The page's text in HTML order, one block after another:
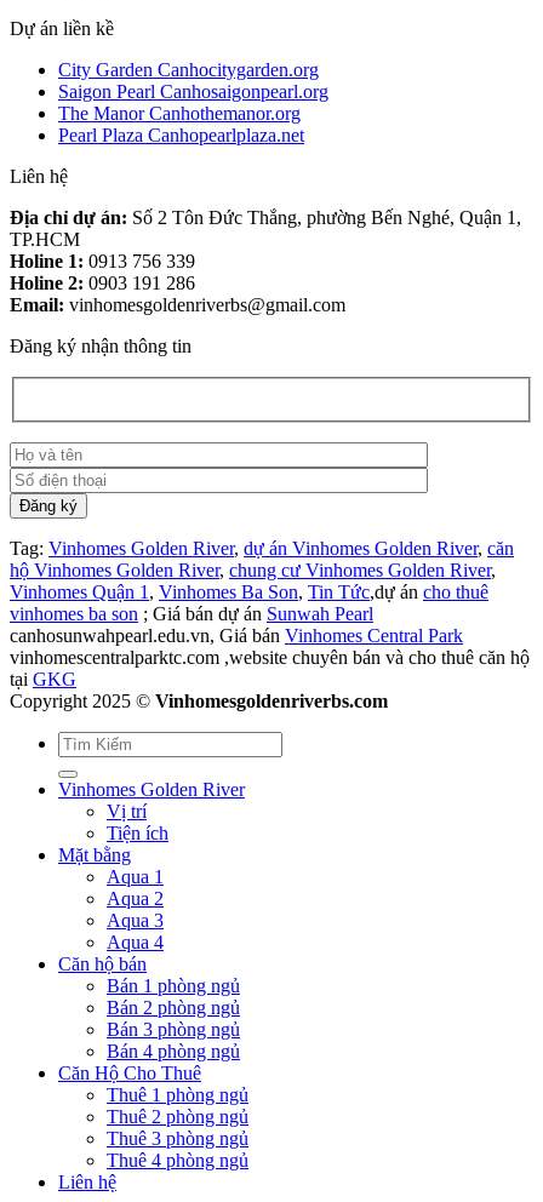
Dự án liền kề
City Garden Canhocitygarden.org
Saigon Pearl Canhosaigonpearl.org
The Manor Canhothemanor.org
Pearl Plaza Canhopearlplaza.net
Liên hệ
Địa chỉ dự án: Số 2 Tôn Đức Thắng, phường Bến Nghé, Quận 1,
TP.HCM
Holine 1: 0913 756 339
Holine 2: 0903 191 286
Email: vinhomesgoldenriverbs@gmail.com
Đăng ký nhận thông tin
Tag: Vinhomes Golden River, dự án Vinhomes Golden River, căn
hộ Vinhomes Golden River, chung cư Vinhomes Golden River,
Vinhomes Quận 1 , Vinhomes Ba Son, Tin Tức,dự án cho thuê
vinhomes ba son ; Giá bán dự án Sunwah Pearl
canhosunwahpearl.edu.vn, Giá bán Vinhomes Central Park
vinhomescentralparktc.com ,website chuyên bán và cho thuê căn hộ
tại GKG
Copyright 2025 © Vinhomesgoldenriverbs.com
Vinhomes Golden River
Vị trí
Tiện ích
Mặt bằng
Aqua 1
Aqua 2
Aqua 3
Aqua 4
Căn hộ bán
Bán 1 phòng ngủ
Bán 2 phòng ngủ
Bán 3 phòng ngủ
Bán 4 phòng ngủ
Căn Hộ Cho Thuê
Thuê 1 phòng ngủ
Thuê 2 phòng ngủ
Thuê 3 phòng ngủ
Thuê 4 phòng ngủ
Liên hệ